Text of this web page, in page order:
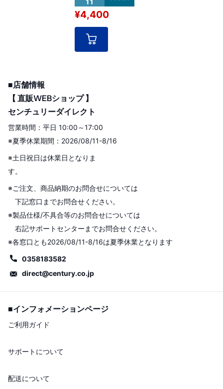
¥4,400
■店舗情報
【 直販WEBショップ 】
センチュリーダイレクト
営業時間：平日 10:00～17:00
※夏季休業期間：2026/08/11-8/16
※土日祝日は休業日となりま
す。
※ご注文、商品納期のお問合せについては
下記窓口までお問合せください。
※製品仕様/不具合等のお問合せについては
右記サポートセンターまでお問合せください。
※各窓口とも2026/08/11-8/16は夏季休業となります
0358183582
direct@century.co.jp
■インフォメーションページ
ご利用ガイド
サポートについて
配送について